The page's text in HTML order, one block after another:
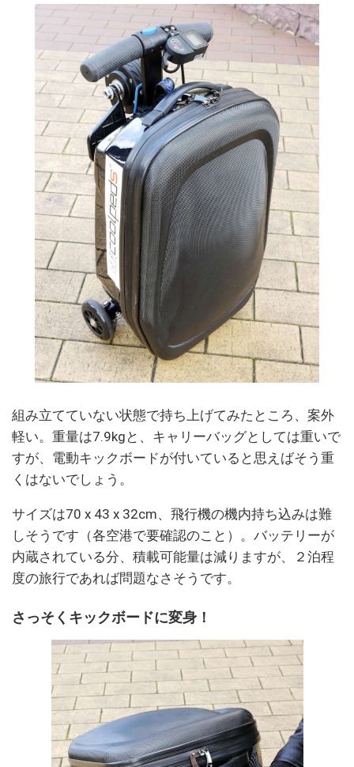
組み立てていない状態で持ち上げてみたところ、案外
軽い。重量は7.9kgと、キャリーバッグとしては重いで
すが、電動キックボードが付いていると思えばそう重
くはないでしょう。
サイズは70 x 43 x 32cm、飛行機の機内持ち込みは難
しそうです（各空港で要確認のこと）。バッテリーが
内蔵されている分、積載可能量は減りますが、２泊程
度の旅行であれば問題なさそうです。
さっそくキックボードに変身！